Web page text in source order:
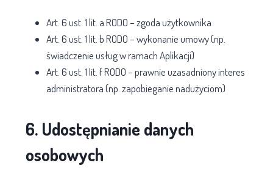
Art. 6 ust. 1 lit. a RODO – zgoda użytkownika
Art. 6 ust. 1 lit. b RODO – wykonanie umowy (np.
świadczenie usług w ramach Aplikacji)
Art. 6 ust. 1 lit. f RODO – prawnie uzasadniony interes
administratora (np. zapobieganie nadużyciom)
6. Udostępnianie danych
osobowych